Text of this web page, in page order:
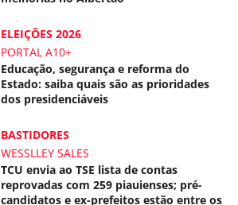
ELEIÇÕES 2026
PORTAL A10+
Educação, segurança e reforma do
Estado: saiba quais são as prioridades
dos presidenciáveis
BASTIDORES
WESSLLEY SALES
TCU envia ao TSE lista de contas
reprovadas com 259 piauienses; pré-
candidatos e ex-prefeitos estão entre os